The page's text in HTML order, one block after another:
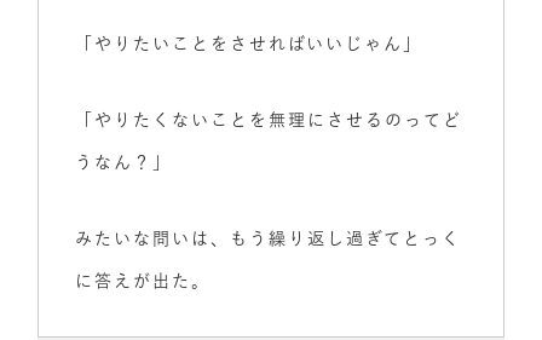
「やりたいことをさせればいいじゃん」
「やりたくないことを無理にさせるのってど
うなん？」
みたいな問いは、もう繰り返し過ぎてとっく
に答えが出た。